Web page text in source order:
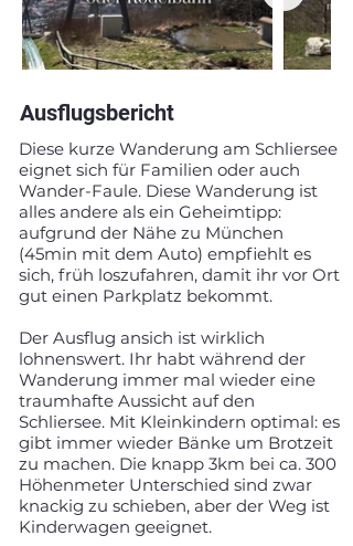
Ausflugsbericht
Diese kurze Wanderung am Schliersee
eignet sich für Familien oder auch
Wander-Faule. Diese Wanderung ist
alles andere als ein Geheimtipp:
aufgrund der Nähe zu München
(45min mit dem Auto) empfiehlt es
sich, früh loszufahren, damit ihr vor Ort
gut einen Parkplatz bekommt.
Der Ausflug ansich ist wirklich
lohnenswert. Ihr habt während der
Wanderung immer mal wieder eine
traumhafte Aussicht auf den
Schliersee. Mit Kleinkindern optimal: es
gibt immer wieder Bänke um Brotzeit
zu machen. Die knapp 3km bei ca. 300
Höhenmeter Unterschied sind zwar
knackig zu schieben, aber der Weg ist
Kinderwagen geeignet.